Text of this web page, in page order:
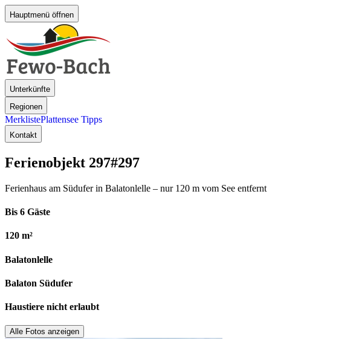
Hauptmenü öffnen
Unterkünfte
Regionen
MerklistePlattensee Tipps
Kontakt
Ferienobjekt 297#297
Ferienhaus am Südufer in Balatonlelle – nur 120 m vom See entfernt
Bis 6 Gäste
120 m²
Balatonlelle
Balaton Südufer
Haustiere nicht erlaubt
Alle Fotos anzeigen